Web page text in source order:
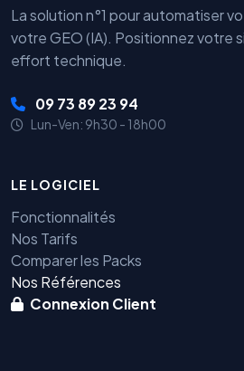
La solution n°1 pour automatiser
votre GEO (IA). Positionnez votre
effort technique.
09 73 89 23 94
Lun-Ven: 9h30 - 18h00
LE LOGICIEL
Fonctionnalités
Nos Tarifs
Comparer les Packs
Nos Références
Connexion Client